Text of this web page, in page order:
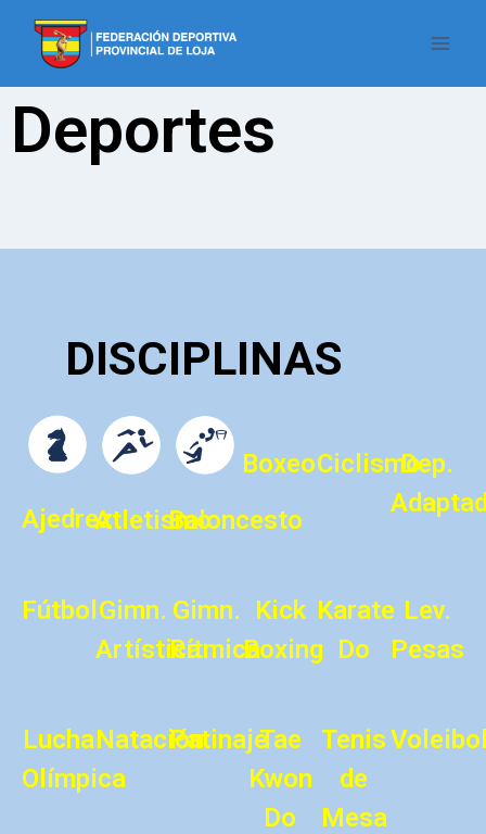
Deportes
DISCIPLINAS
AjedrezAtletismoBaloncesto
BoxeoCiclismoDep.
Fútbol Gimn.
Artística
Gimn.
Rítmica
Kick
Boxing
Karate
Do
Lev.
Pesas
Lucha
Olímpica
NataciónPatinajeTae
Kwon
Do
Tenis
de
Mesa